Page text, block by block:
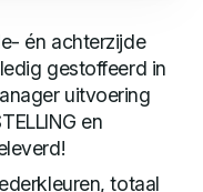
én achterzijde
gestoffeerd in
uitvoering
en
totaal